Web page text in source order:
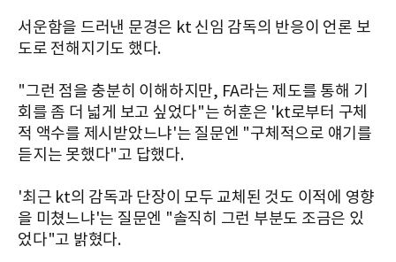
서운함을 드러낸 문경은 kt 신임 감독의 반응이 언론 보
도로 전해지기도 했다.
"그런 점을 충분히 이해하지만, FA라는 제도를 통해 기
회를 좀 더 넓게 보고 싶었다"는 허훈은 'kt로부터 구체
적 액수를 제시받았느냐'는 질문엔 "구체적으로 얘기를
듣지는 못했다"고 답했다.
'최근 kt의 감독과 단장이 모두 교체된 것도 이적에 영향
을 미쳤느냐'는 질문엔 "솔직히 그런 부분도 조금은 있
었다"고 밝혔다.